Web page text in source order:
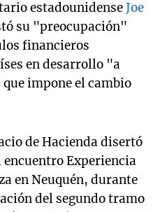
estadounidenseJoe
su "preocupación"
financieros
en desarrollo "a
impone el cambio
de Hacienda disertó
Experiencia
en Neuquén, durante
del segundo tramo